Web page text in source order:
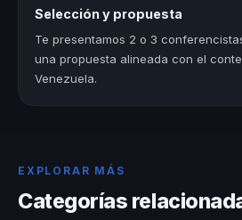
Selección y propuesta
Te presentamos 2 o 3
una propuesta alineada con el
Venezuela.
EXPLORAR MÁS
Categorías